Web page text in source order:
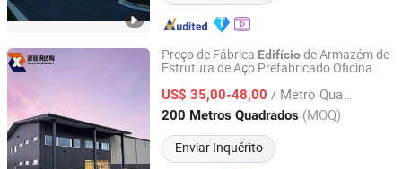
Preço de Fábrica Edifíciode Armazém de
Estrutura de Aço Prefabricado Oficina
ArmazenamentoConstruçãoProduto
Metálico Industrial
US$ 35,00-48,00 / Metro Quadrado
200 Metros Quadrados (MOQ)
Enviar Inquérito
Anhui Xuanzhi Steel Structure Co., Ltd
Anhui, China Desde 2025